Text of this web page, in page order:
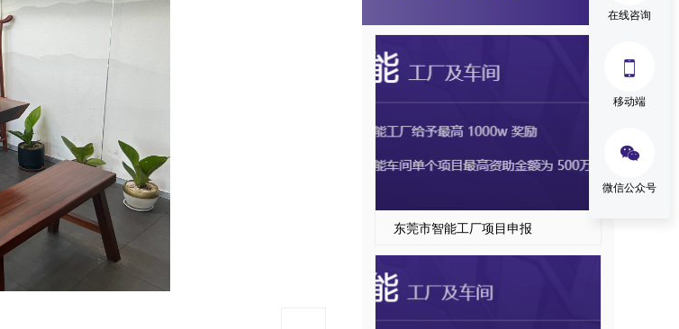
东莞市智能工厂项目申报
在线咨询

移动端

微信公众号